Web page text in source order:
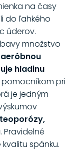
na časy
do ľahkého
úderov.
množstvo
hladinu
pomocníkom pri
je jedným
. Pravidelné
spánku.